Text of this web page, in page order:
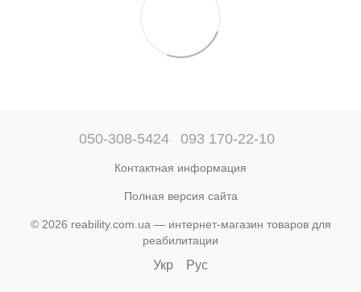
050-308-5424 093 170-22-10
Контактная информация
Полная версия сайта
© 2026 reability.com.ua — интернет-магазин товаров для
реабилитации
Укр Рус